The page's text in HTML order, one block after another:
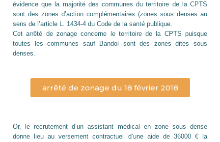
évidence que la majorité des communes du territoire de la CPTS
sont des zones d’action complémentaires (zones sous denses au
sens de l’article L. 1434-4 du Code de la santé publique.
Cet arrêté de zonage concerne le territoire de la CPTS puisque
toutes les communes sauf Bandol sont des zones dites sous
denses.
arrêté de zonage du 18 février 2018
Or, le recrutement d’un assistant médical en zone sous dense
donne lieu au versement contractuel d’une aide de 36000 € la